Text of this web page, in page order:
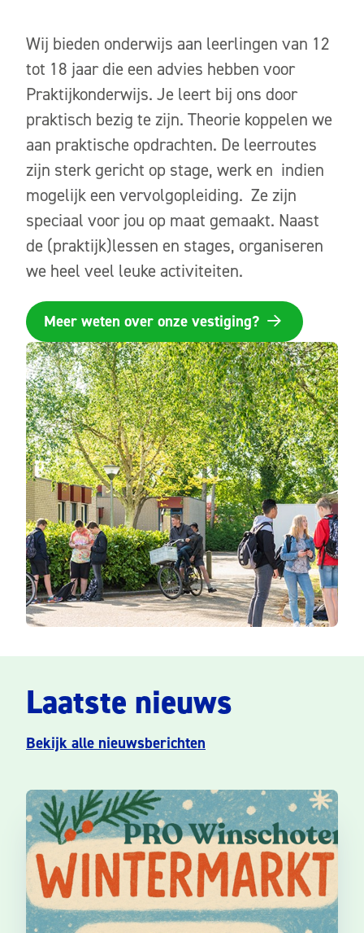
Wij bieden onderwijs aan leerlingen van 12
tot 18 jaar die een advies hebben voor
Praktijkonderwijs. Je leert bij ons door
praktisch bezig te zijn. Theorie koppelen we
aan praktische opdrachten. De leerroutes
zijn sterk gericht op stage, werk en indien
mogelijk een vervolgopleiding. Ze zijn
speciaal voor jou op maat gemaakt. Naast
de (praktijk)lessen en stages, organiseren
we heel veel leuke activiteiten.
Meer weten over onze vestiging?
Laatste nieuws
Bekijk alle nieuwsberichten